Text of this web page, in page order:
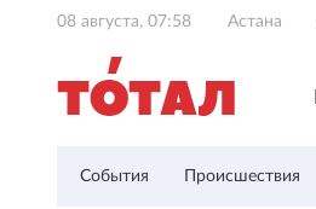
08 августа, 07:58 Астана
События Происшествия